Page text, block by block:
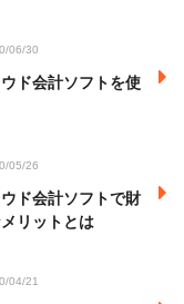
06/30
ド会計ソフトを使
05/26
ド会計ソフトで財
リットとは
04/21